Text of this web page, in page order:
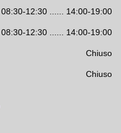
08:30-12:30 ...... 14:00-19:00
08:30-12:30 ...... 14:00-19:00
Chiuso
Chiuso